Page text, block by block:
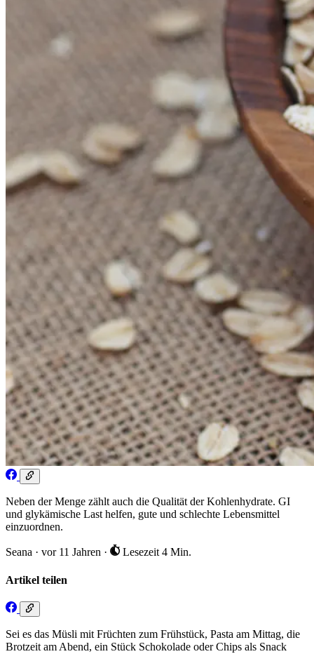
Neben der Menge zählt auch die Qualität der Kohlenhydrate. GI
und glykämische Last helfen, gute und schlechte Lebensmittel
einzuordnen.
Seana · vor 11 Jahren · Lesezeit 4 Min.
Artikel teilen
Sei es das Müsli mit Früchten zum Frühstück, Pasta am Mittag, die
Brotzeit am Abend, ein Stück Schokolade oder Chips als Snack